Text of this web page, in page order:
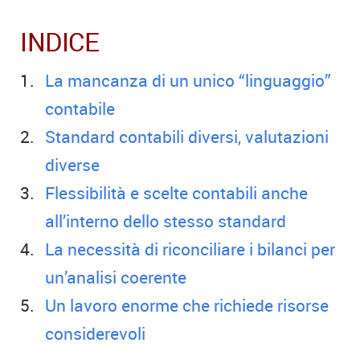
INDICE
La mancanza di un unico “linguaggio”
contabile
Standard contabili diversi, valutazioni
diverse
Flessibilità e scelte contabili anche
all’interno dello stesso standard
La necessità di riconciliare i bilanci per
un’analisi coerente
Un lavoro enorme che richiede risorse
considerevoli